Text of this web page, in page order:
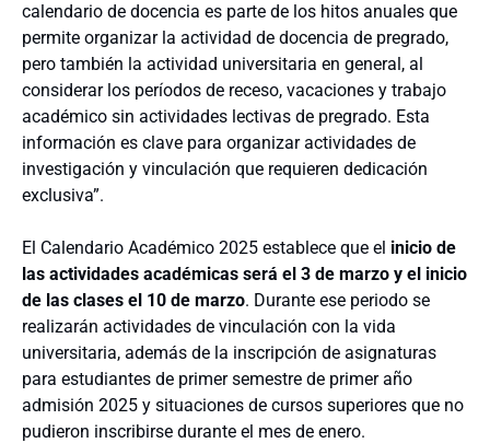
calendario de docencia es parte de los hitos anuales que
permite organizar la actividad de docencia de pregrado,
pero también la actividad universitaria en general, al
considerar los períodos de receso, vacaciones y trabajo
académico sin actividades lectivas de pregrado. Esta
información es clave para organizar actividades de
investigación y vinculación que requieren dedicación
exclusiva”.
El Calendario Académico 2025 establece que el inicio de
las actividades académicas será el 3 de marzo y el inicio
de las clases el 10 de marzo. Durante ese periodo se
realizarán actividades de vinculación con la vida
universitaria, además de la inscripción de asignaturas
para estudiantes de primer semestre de primer año
admisión 2025 y situaciones de cursos superiores que no
pudieron inscribirse durante el mes de enero.